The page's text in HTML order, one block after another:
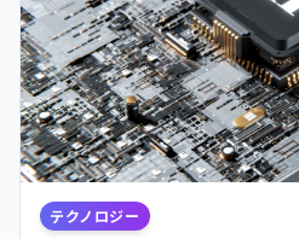
テクノロジー